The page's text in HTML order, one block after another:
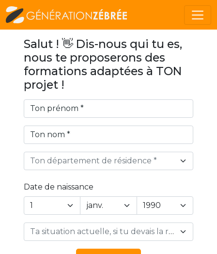
Salut ! 👋 Dis-nous qui tu es,
nous te proposerons des
formations adaptées à TON
projet !
Ton département de résidence *
Date de naissance
Year
Day
Ta situation actuelle, si tu devais la résumer en 1 mot… *